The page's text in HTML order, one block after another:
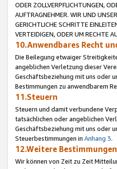
ODER ZOLLVERPFLICHTUNGEN,
AUFTRAGNEHMER. WIR UND
GERICHTLICHE SCHRITTE
VERTEIDIGEN, ODER UM RECHTE
10.Anwendbares Recht
Die Beilegung etwaiger
angeblichen Verletzung dieser
Geschäftsbeziehung mit uns oder
Bestimmungen zu anwendbarem
11.Steuern
Steuern und damit verbundene
tatsächlichen oder angeblichen
Geschäftsbeziehung mit uns oder
Steuerbestimmungen in Anhang 3.
12.Weitere Bestimmungen
Wir können von Zeit zu Zeit